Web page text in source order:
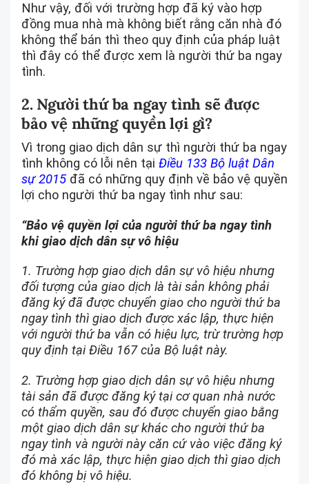
Như vậy, đối với trường hợp đã ký vào hợp
đồng mua nhà mà không biết rằng căn nhà đó
không thể bán thì theo quy định của pháp luật
thì đây có thể được xem là người thứ ba ngay
tình.
2. Người thứ ba ngay tình sẽ được
bảo vệ những quyền lợi gì?
Vì trong giao dịch dân sự thì người thứ ba ngay
tình không có lỗi nên tại Điều 133 Bộ luật Dân
sự 2015 đã có những quy định về bảo vệ quyền
lợi cho người thứ ba ngay tình như sau:
“Bảo vệ quyền lợi của người thứ ba ngay tình
khi giao dịch dân sự vô hiệu
1. Trường hợp giao dịch dân sự vô hiệu nhưng
đối tượng của giao dịch là tài sản không phải
đăng ký đã được chuyển giao cho người thứ ba
ngay tình thì giao dịch được xác lập, thực hiện
với người thứ ba vẫn có hiệu lực, trừ trường hợp
quy định tại Điều 167 của Bộ luật này.
2. Trường hợp giao dịch dân sự vô hiệu nhưng
tài sản đã được đăng ký tại cơ quan nhà nước
có thẩm quyền, sau đó được chuyển giao bằng
một giao dịch dân sự khác cho người thứ ba
ngay tình và người này căn cứ vào việc đăng ký
đó mà xác lập, thực hiện giao dịch thì giao dịch
đó không bị vô hiệu.